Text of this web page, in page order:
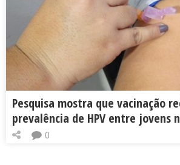
Pesquisa mostra que vacinação
prevalência de HPV entre jovens
0